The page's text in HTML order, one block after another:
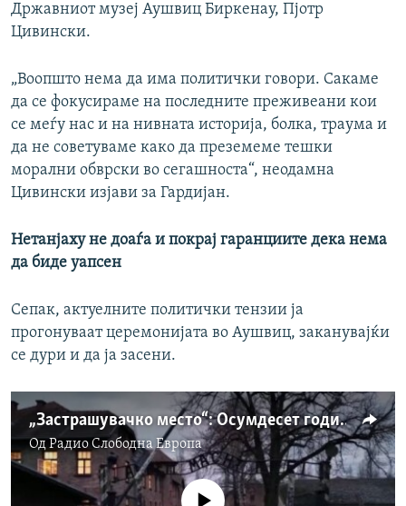
Државниот музеј Аушвиц Биркенау, Пјотр
Цивински.
„Воопшто нема да има политички говори. Сакаме
да се фокусираме на последните преживеани кои
се меѓу нас и на нивната историја, болка, траума и
да не советуваме како да преземеме тешки
морални обврски во сегашноста“, неодамна
Цивински изјави за Гардијан.
Нетанјаху не доаѓа и покрај гаранциите дека нема
да биде уапсен
Сепак, актуелните политички тензии ја
прогонуваат церемонијата во Аушвиц, заканувајќи
се дури и да ја засени.
„Застрашувачко место“: Осумдесет години по ослободувањето на Аушвиц
ОдРадио Слободна Eвропа
No media source currently available